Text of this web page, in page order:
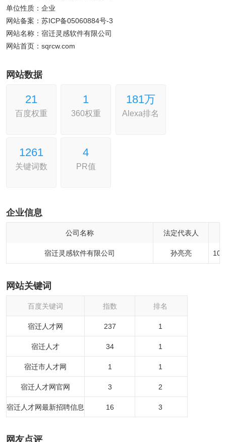
单位性质：企业
网站备案：苏ICP备05060884号-3
网站名称：宿迁灵感软件有限公司
网站首页：sqrcw.com
网站数据
21
百度权重
1
360权重
181万
Alexa排名
1261
关键词数
4
PR值
企业信息
公司名称 法定代表人
宿迁灵感软件有限公司 孙亮亮
网站关键词
百度关键词 指数 排名
宿迁人才网 237 1
宿迁人才 34 1
宿迁市人才网 1 1
宿迁人才网官网 3 2
宿迁人才网最新招聘信息 16 3
网友点评